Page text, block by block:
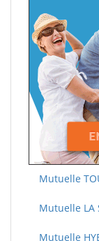
Mutuelle
Mutuelle LA
Mutuelle